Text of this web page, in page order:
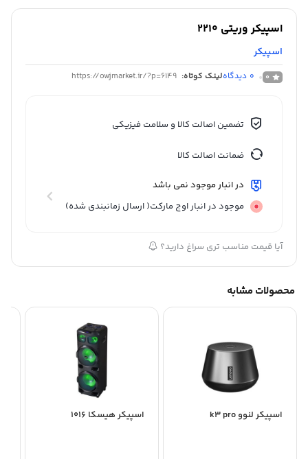
اسپیکر وریتی 2210
اسپیکر
0
0 دیدگاهلینک کوتاه: https://owjmarket.ir/?p=6149
تضمین اصالت کالا و سلامت فیزیکی
ضمانت اصالت کالا
در انبار موجود نمی باشد
موجود در انبار اوج مارکت( ارسال زمانبندی شده)
آیا قیمت مناسب تری سراغ دارید؟
محصولات مشابه
اسپیکر لنوو k3 pro اسپیکر هیسکا 1016